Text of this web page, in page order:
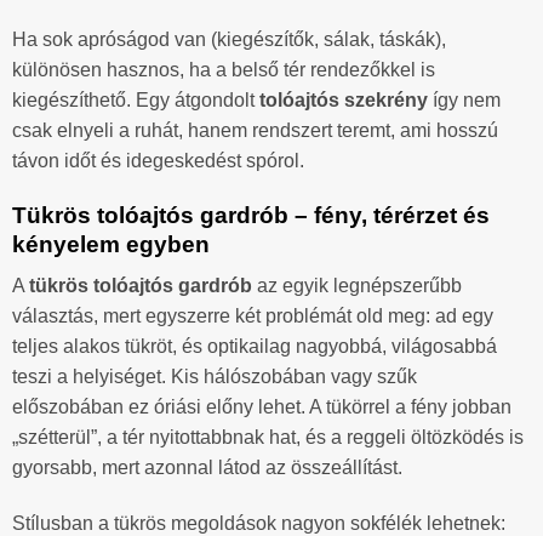
Ha sok apróságod van (kiegészítők, sálak, táskák),
különösen hasznos, ha a belső tér rendezőkkel is
kiegészíthető. Egy átgondolttolóajtós szekrény így nem
csak elnyeli a ruhát, hanem rendszert teremt, ami hosszú
távon időt és idegeskedést spórol.
Tükrös tolóajtós gardrób – fény, térérzet és
kényelem egyben
Atükrös tolóajtós gardrób az egyik legnépszerűbb
választás, mert egyszerre két problémát old meg: ad egy
teljes alakos tükröt, és optikailag nagyobbá, világosabbá
teszi a helyiséget. Kis hálószobában vagy szűk
előszobában ez óriási előny lehet. A tükörrel a fény jobban
„szétterül”, a tér nyitottabbnak hat, és a reggeli öltözködés is
gyorsabb, mert azonnal látod az összeállítást.
Stílusban a tükrös megoldások nagyon sokfélék lehetnek: